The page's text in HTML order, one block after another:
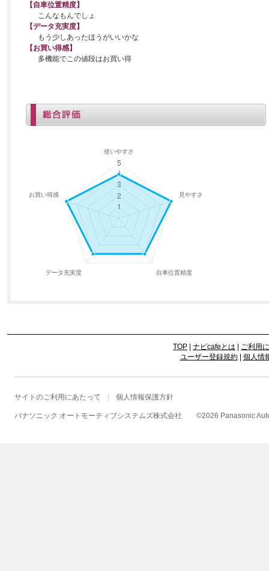
【自車位置精度】
こんなもんでしょ
【データ充実度】
もう少しあったほうがいいかな
【お買い得感】
多機能でこの値段はお買い得
TOP ナビcafeとは
ご利用
ユーザー登録規約| 個人情
サイトのご利用にあたって 個人情報保護方針
パナソニック オートモーティブシステムズ株式会社 ©2026 Panasonic